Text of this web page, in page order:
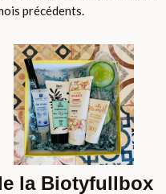
précédents.
la Biotyfullbox